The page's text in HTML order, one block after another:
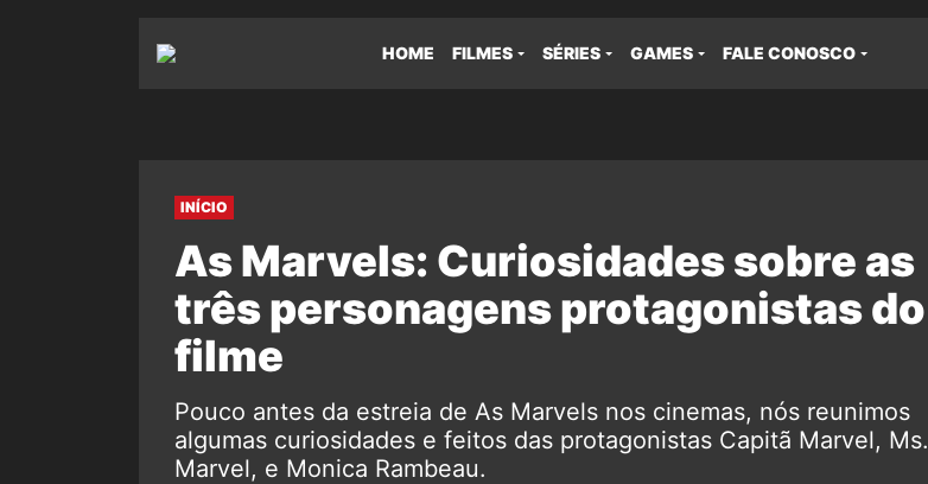
HOME FILMES SÉRIES GAMES FALE CONOSCO
INÍCIO
As Marvels: Curiosidades sobre as
três personagens protagonistas do
filme
Pouco antes da estreia de As Marvels nos cinemas, nós reunimos
algumas curiosidades e feitos das protagonistas Capitã Marvel, Ms.
Marvel, e Monica Rambeau.